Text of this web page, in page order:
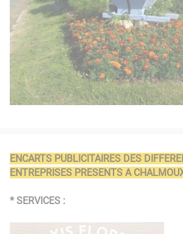
ENCARTS PUBLICITAIRES DES
ENTREPRISES PRESENTS A
* SERVICES :